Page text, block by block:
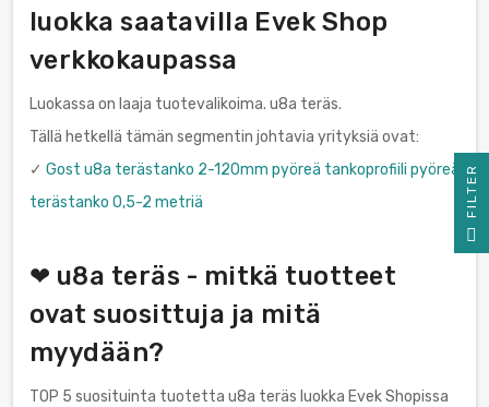
luokka saatavilla Evek Shop
verkkokaupassa
Luokassa on laaja tuotevalikoima. u8a teräs.
Tällä hetkellä tämän segmentin johtavia yrityksiä ovat:
✓ Gost u8a terästanko 2-120mm pyöreä tankoprofiili pyöreä
terästanko 0,5-2 metriä
❤ u8a teräs - mitkä tuotteet
ovat suosittuja ja mitä
myydään?
TOP 5 suosituinta tuotetta u8a teräs luokka Evek Shopissa
R